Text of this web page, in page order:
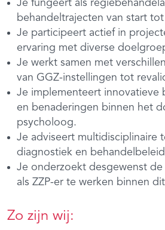
Je fungeert als
behandeltrajecten van start
Je participeert actief in
ervaring met diverse
Je werkt samen met
van GGZ-instellingen tot
Je implementeert innovatieve
en benaderingen binnen het
psycholoog.
Je adviseert multidisciplinaire
diagnostiek en
Je onderzoekt desgewenst
als ZZP-er te werken binnen
Zo zijn wij: